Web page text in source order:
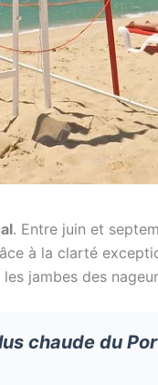
. Entre juin et
à la clarté
jambes des
chaude du